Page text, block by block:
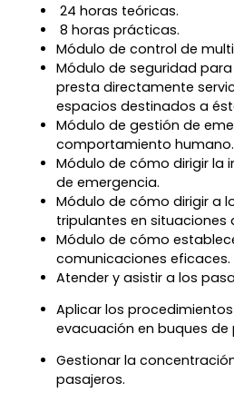
24 horas teóricas.
8 horas prácticas.
Módulo de control de
Módulo de seguridad
presta directamente
espacios destinados a
Módulo de gestión de
comportamiento humano.
Módulo de cómo dirigir la
de emergencia.
Módulo de cómo dirigir a
tripulantes en situaciones
Módulo de cómo
comunicaciones eficaces.
Atender y asistir a los
Aplicar los
evacuación en buques de
Gestionar la
pasajeros.